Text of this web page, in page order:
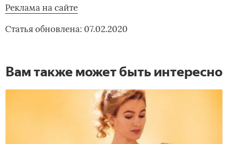
Реклама на сайте
Статья обновлена: 07.02.2020
Вам также может быть интересно